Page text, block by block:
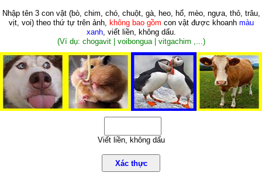
Nhập tên 3 con vật (bò, chim, chó, chuột, gà, heo, hổ, mèo, ngựa, thỏ, trâu,
vịt, voi)theo thứ tự trên ảnh, không bao gồm con vật được khoanh màu
xanh, viết liền, không dấu.
(Ví dụ: chogavit | voibongua | vitgachim ,...)
Viết liền, không dấu
Xác thực